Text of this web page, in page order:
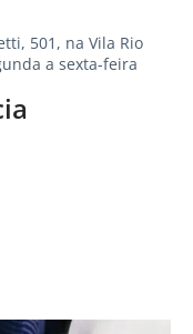
501, na Vila Rio
a sexta-feira